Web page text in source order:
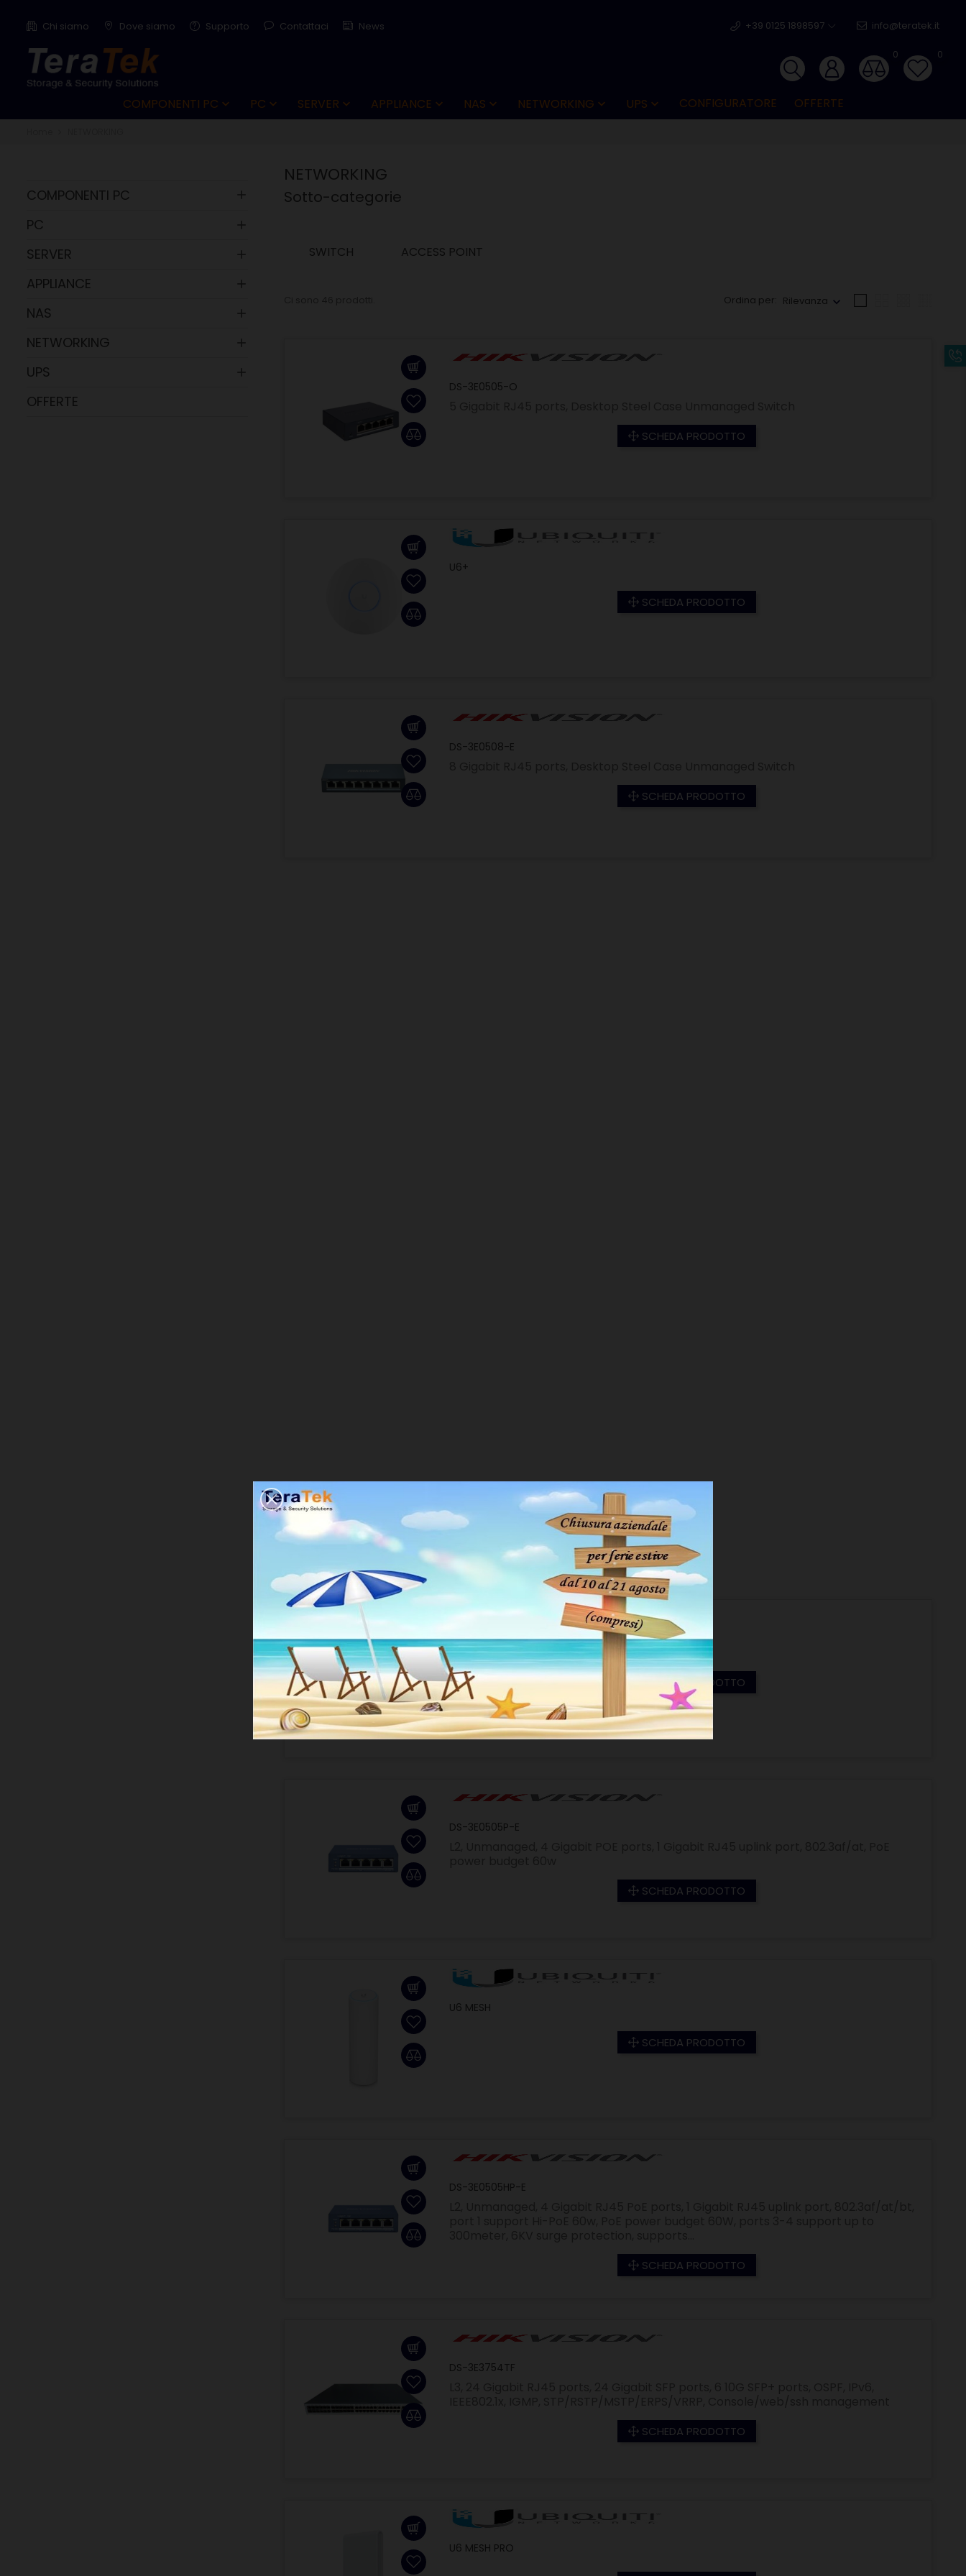
Chi siamo Dove siamo Supporto Contattaci News +39 0125 1898597 info@teratek.it
0 0
COMPONENTI PC  PC  SERVER  APPLIANCE  NAS  NETWORKING  UPS  CONFIGURATORE OFFERTE
COMPONENTI PC 
PC 
SERVER 
APPLIANCE 
NAS 
NETWORKING 
UPS 
OFFERTE
NETWORKING
Sotto-categorie
SWITCH ACCESS POINT
Ordina per: Rilevanza
DS-3E0505-O
SCHEDA PRODOTTO
U6+
SCHEDA PRODOTTO
DS-3E0508-E
SCHEDA PRODOTTO
24 Gigabit RJ45 ports, 19-inch Rack-mountable Steel Case Unmanaged Switch
SCHEDA PRODOTTO
U6 ENTERPRISE
SCHEDA PRODOTTO
DS-3E0505P-E
SCHEDA PRODOTTO
U6 MESH
SCHEDA PRODOTTO
DS-3E0505HP-E
SCHEDA PRODOTTO
DS-3E3754TF
SCHEDA PRODOTTO
U6 MESH PRO